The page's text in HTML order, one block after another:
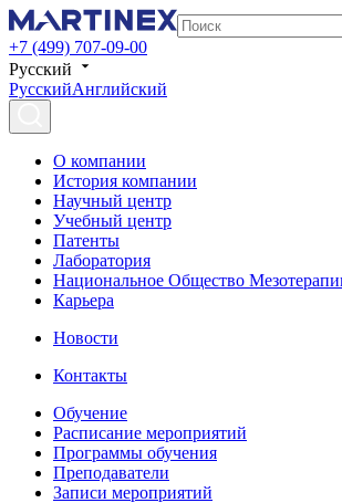
+7 (499) 707-09-00
Русский
РусскийАнглийский
О компании
История компании
Научный центр
Учебный центр
Патенты
Лаборатория
Национальное Общество
Карьера
Новости
Контакты
Обучение
Расписание мероприятий
Программы обучения
Преподаватели
Записи мероприятий